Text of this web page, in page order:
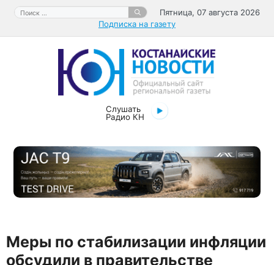
Перейти
содержимому
Поиск:
Пятница, 07 августа 2026
Подписка на газету
Слушать
Радио КН
Меры по стабилизации инфляции
обсудили в правительстве